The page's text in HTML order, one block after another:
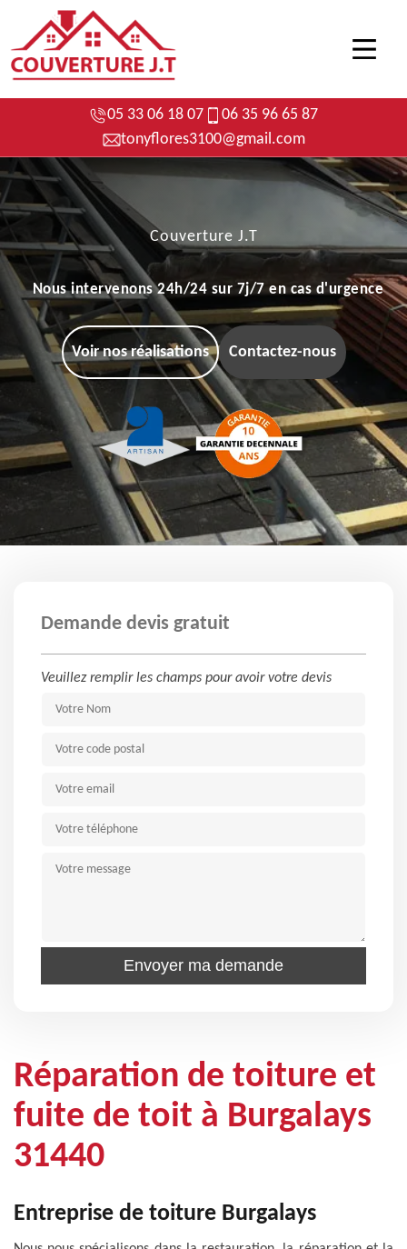
05 33 06 18 07
06 35 96 65 87
tonyflores3100@gmail.com
Couverture J.T
Nous intervenons 24h/24 sur 7j/7 en cas d'urgence
Voir nos réalisations Contactez-nous
Demande devis gratuit
Veuillez remplir les champs pour avoir votre devis
Réparation de toiture et
fuite de toit à Burgalays
31440
Entreprise de toiture Burgalays